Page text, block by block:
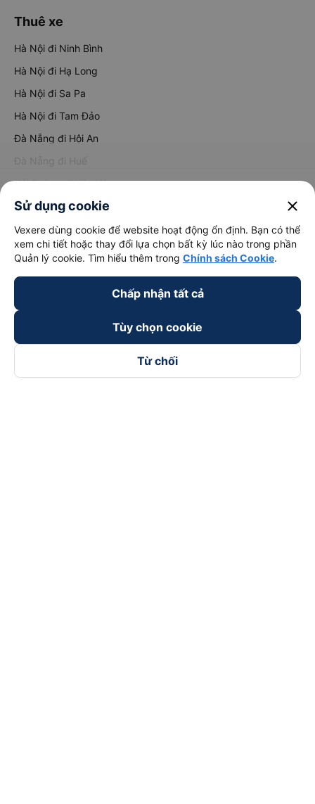
Thuê xe
Hà Nội đi Ninh Bình
Hà Nội đi Hạ Long
Hà Nội đi Sa Pa
Hà Nội đi Tam Đảo
Đà Nẵng đi Hội An
Đà Nẵng đi Huế
Hải Phòng đi Hà Nội
keyboard_arrow_down
Về chúng tôi
keyboard_arrow_down
Hỗ trợ
Sử dụng cookie close
Vexere dùng cookie để website hoạt động ổn định. Bạn có thể
xem chi tiết hoặc thay đổi lựa chọn bất kỳ lúc nào trong phần
Quản lý cookie. Tìm hiểu thêm trong Chính sách Cookie.
Chấp nhận tất cả
Tùy chọn cookie
Từ chối